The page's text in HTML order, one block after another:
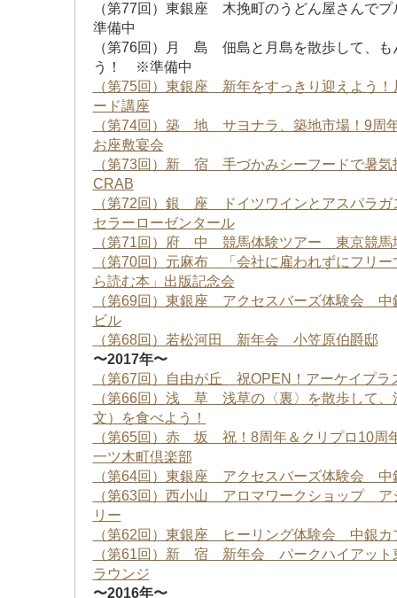
（第77回）東銀座 木挽町のうどん屋さんで
準備中
（第76回）月 島 佃島と月島を散歩して、も
う！ ※準備中
（第75回）東銀座 新年をすっきり迎えよう！
ード講座
（第74回）築 地 サヨナラ、築地市場！9周
お座敷宴会
（第73回）新 宿 手づかみシーフードで暑
CRAB
（第72回）銀 座 ドイツワインとアスパラ
セラーローゼンタール
（第71回）府 中 競馬体験ツアー 東京競馬
（第70回）元麻布 「会社に雇われずにフリー
ら読む本」出版記念会
（第69回）東銀座 アクセスバーズ体験会 中
ビル
（第68回）若松河田 新年会 小笠原伯爵邸
〜2017年〜
（第67回）自由が丘 祝OPEN！アーケイプラ
（第66回）浅 草 浅草の〈裏〉を散歩して、
文）を食べよう！
（第65回）赤 坂 祝！8周年＆クリプロ10
一ツ木町倶楽部
（第64回）東銀座 アクセスバーズ体験会 中
（第63回）西小山 アロマワークショップ ア
リー
（第62回）東銀座 ヒーリング体験会 中銀カ
（第61回）新 宿 新年会 パークハイアッ
ラウンジ
〜2016年〜